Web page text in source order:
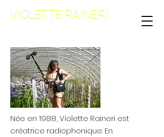
VIOLETTE RAINERI
Née en 1988, Violette Raineri est
créatrice radiophonique. En